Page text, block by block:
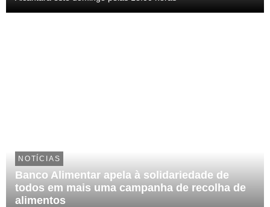
NOTÍCIAS
Banco Alimentar apela à solidariedade de
todos em mais uma campanha de recolha de
alimentos